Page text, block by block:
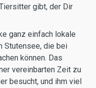
gibt, der Dir
ganz einfach lokale
Stutensee, die bei
können. Das
vereinbarten Zeit zu
besucht, und ihm viel